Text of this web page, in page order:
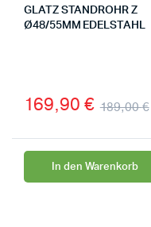
GLATZ STANDROHR Z
Ø48/55MM EDELSTAHL
189,00€
169,90 €
In den Warenkorb